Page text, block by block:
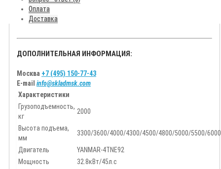
Оплата
Доставка
ДОПОЛНИТЕЛЬНАЯ ИНФОРМАЦИЯ:
Москва +7 (495) 150-77-43
E-mail info@skladmsk.com
Характеристики
Грузоподъемность,
кг
2000
Высота подъема,
мм
3300/3600/4000/4300/4500/4800/5000/5500/
Двигатель
YANMAR-4TNE92
Мощность
32.8кВт/45л.с